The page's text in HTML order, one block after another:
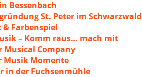
Bessenbach
St. Peter im Schwarzwald
Farbenspiel
– Komm raus… mach mit
Musical Company
Musik Momente
in der Fuchsenmühle